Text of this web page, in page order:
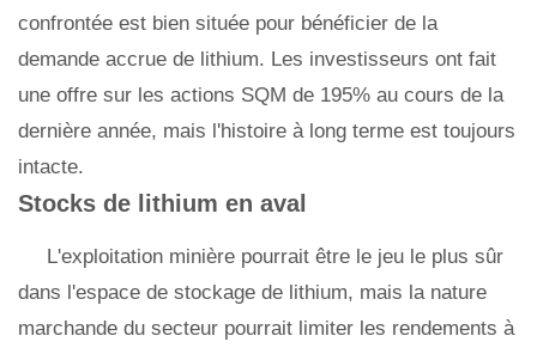
confrontée est bien située pour bénéficier de la
demande accrue de lithium. Les investisseurs ont fait
une offre sur les actions SQM de 195% au cours de la
dernière année, mais l'histoire à long terme est toujours
intacte.
Stocks de lithium en aval
L'exploitation minière pourrait être le jeu le plus sûr
dans l'espace de stockage de lithium, mais la nature
marchande du secteur pourrait limiter les rendements à